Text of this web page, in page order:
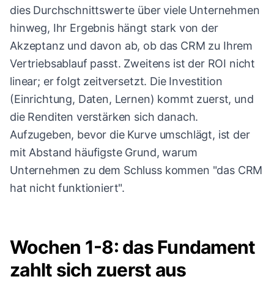
dies Durchschnittswerte über viele Unternehmen
hinweg, Ihr Ergebnis hängt stark von der
Akzeptanz und davon ab, ob das CRM zu Ihrem
Vertriebsablauf passt. Zweitens ist der ROI nicht
linear; er folgt zeitversetzt. Die Investition
(Einrichtung, Daten, Lernen) kommt zuerst, und
die Renditen verstärken sich danach.
Aufzugeben, bevor die Kurve umschlägt, ist der
mit Abstand häufigste Grund, warum
Unternehmen zu dem Schluss kommen "das CRM
hat nicht funktioniert".
Wochen 1-8: das Fundament
zahlt sich zuerst aus